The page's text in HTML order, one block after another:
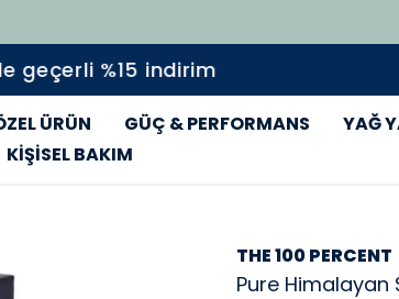
%15 indirim
ÜRÜN GÜÇ & PERFORMANS
YAĞ
KİŞİSEL BAKIM
THE 100 PERCENT
Pure Himalayan